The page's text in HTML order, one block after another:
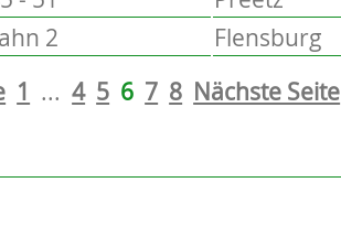
2
Flensburg
1 ... 4 5 6 7 8 Nächste Seite